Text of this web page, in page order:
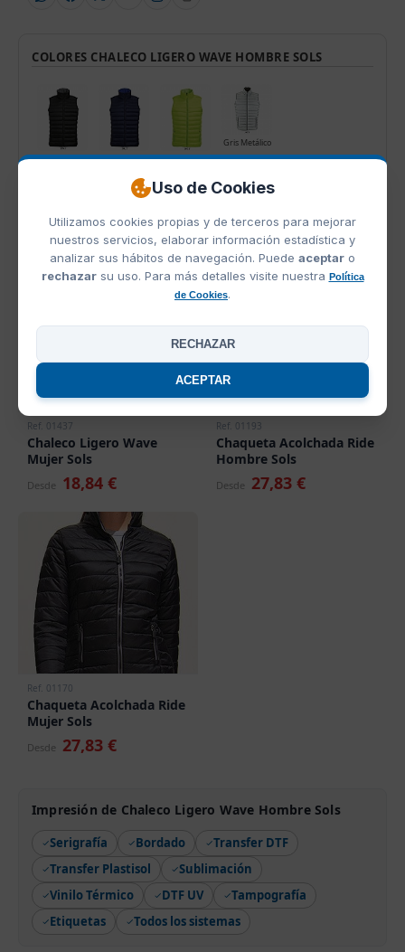
Uso de Cookies
Utilizamos cookies propias y de terceros para mejorar
nuestros servicios, elaborar información estadística y
analizar sus hábitos de navegación. Puede aceptar o
rechazarsu uso. Para más detalles visite nuestra Política
de Cookies.
RECHAZAR
ACEPTAR
COLORES CHALECO LIGERO WAVE HOMBRE SOLS
Negro Marino Lima Flúor
Gris Metálico
PRODUCTOS RELACIONADOS
Ref. 01437
Chaleco Ligero Wave
Mujer Sols
Desde 18,84 €
Ref. 01193
Chaqueta Acolchada Ride
Hombre Sols
Desde 27,83 €
Ref. 01170
Chaqueta Acolchada Ride
Mujer Sols
Desde 27,83 €
Impresión de Chaleco Ligero Wave Hombre Sols
Serigrafía Bordado
Transfer DTF
Transfer Plastisol
Sublimación
Vinilo Térmico
DTF UV
Tampografía
Etiquetas
Todos los sistemas